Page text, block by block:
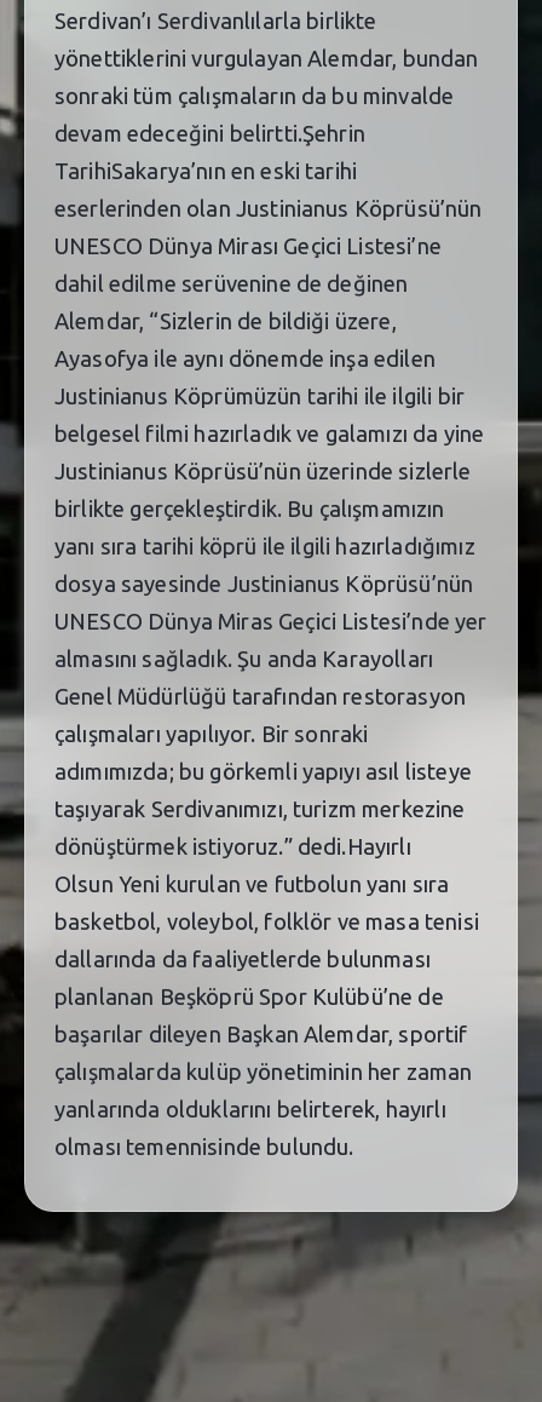
Serdivan’ı Serdivanlılarla birlikte
yönettiklerini vurgulayan Alemdar, bundan
sonraki tüm çalışmaların da bu minvalde
devam edeceğini belirtti.Şehrin
TarihiSakarya’nın en eski tarihi
eserlerinden olan Justinianus Köprüsü’nün
UNESCO Dünya Mirası Geçici Listesi’ne
dahil edilme serüvenine de değinen
Alemdar, “Sizlerin de bildiği üzere,
Ayasofya ile aynı dönemde inşa edilen
Justinianus Köprümüzün tarihi ile ilgili bir
belgesel filmi hazırladık ve galamızı da yine
Justinianus Köprüsü’nün üzerinde sizlerle
birlikte gerçekleştirdik. Bu çalışmamızın
yanı sıra tarihi köprü ile ilgili hazırladığımız
dosya sayesinde Justinianus Köprüsü’nün
UNESCO Dünya Miras Geçici Listesi’nde yer
almasını sağladık. Şu anda Karayolları
Genel Müdürlüğü tarafından restorasyon
çalışmaları yapılıyor. Bir sonraki
adımımızda; bu görkemli yapıyı asıl listeye
taşıyarak Serdivanımızı, turizm merkezine
dönüştürmek istiyoruz.” dedi.Hayırlı
Olsun Yeni kurulan ve futbolun yanı sıra
basketbol, voleybol, folklör ve masa tenisi
dallarında da faaliyetlerde bulunması
planlanan Beşköprü Spor Kulübü’ne de
başarılar dileyen Başkan Alemdar, sportif
çalışmalarda kulüp yönetiminin her zaman
yanlarında olduklarını belirterek, hayırlı
olması temennisinde bulundu.